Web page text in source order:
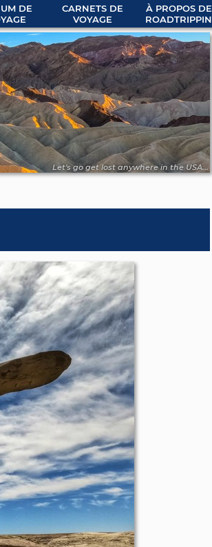
DE
CARNETS DE
VOYAGE
À PROPOS DE
ROADTRIPPIN
Let's go get lost anywhere in the USA...